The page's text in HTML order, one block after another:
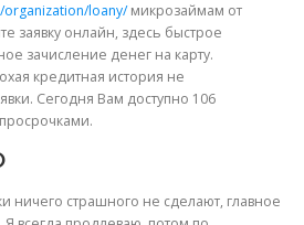
loany/микрозаймам от
заявку онлайн, здесь быстрое
зачисление денег на карту.
кредитная история не
Сегодня Вам доступно 106
ничего страшного не сделают, главное